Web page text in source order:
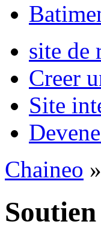
site de
Creer
Site
Chaineo »